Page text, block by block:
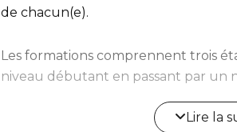
de chacun(e).
Les formations comprennent trois
niveau débutant en passant par un
en cette nouvelle année 2025 et se
Lire la